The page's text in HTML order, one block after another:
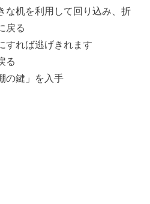
な机を利用して回り込み、折
戻る
すれば逃げきれます
る
の鍵」を入手